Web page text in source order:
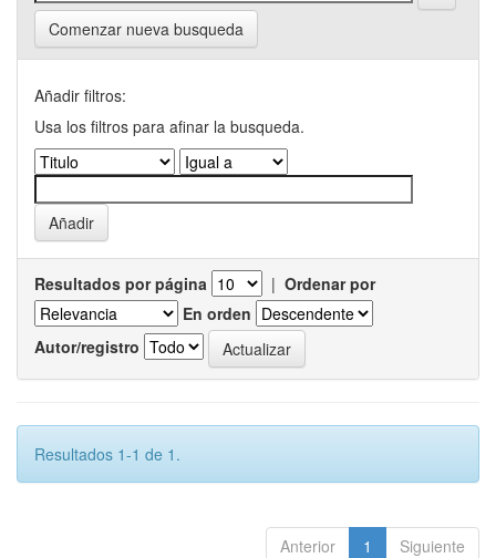
Comenzar nueva busqueda
Añadir filtros:
Usa los filtros para afinar la busqueda.
Resultados por página | Ordenar por
En orden
Autor/registro
Resultados 1-1 de 1.
Anterior 1 Siguiente